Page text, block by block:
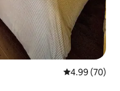
Calificación
4.99 (70)